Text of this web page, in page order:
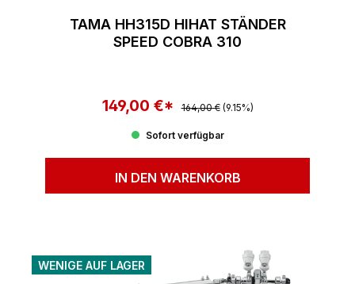
TAMA HH315D HIHAT STÄNDER
SPEED COBRA 310
Verkaufspreis:
149,00 €* Regulärer Preis:
164,00 € (9.15%)
Sofort verfügbar
IN DEN WARENKORB
WENIGE AUF LAGER